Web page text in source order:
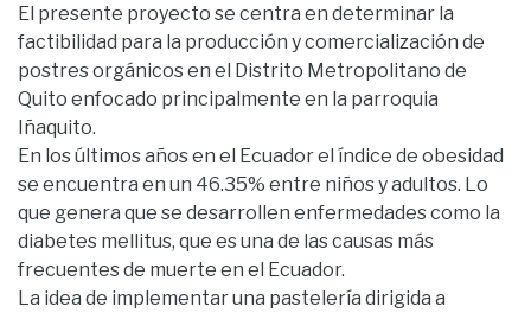
El presente proyecto se centra en determinar la
factibilidad para la producción y comercialización de
postres orgánicos en el Distrito Metropolitano de
Quito enfocado principalmente en la parroquia
Iñaquito.
En los últimos años en el Ecuador el índice de obesidad
se encuentra en un 46.35% entre niños y adultos. Lo
que genera que se desarrollen enfermedades como la
diabetes mellitus, que es una de las causas más
frecuentes de muerte en el Ecuador.
La idea de implementar una pastelería dirigida a